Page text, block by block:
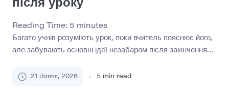
після уроку
Reading Time: 5 minutes
Багато учнів розуміють урок, поки вчитель пояснює його,
але забувають основні ідеї незабаром після закінчення
момент здавалася зрозумілою. Проблема не завжди в
21 Липня, 2026 5 min read